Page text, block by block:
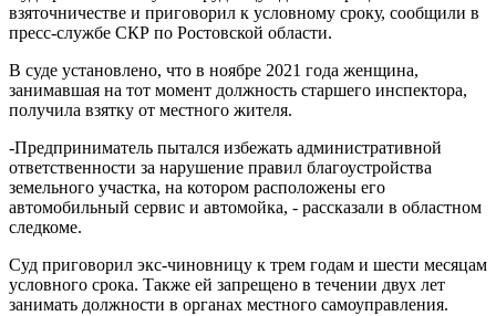
взяточничестве и приговорил к условному сроку, сообщили в
пресс-службе СКР по Ростовской области.
В суде установлено, что в ноябре 2021 года женщина,
занимавшая на тот момент должность старшего инспектора,
получила взятку от местного жителя.
-Предприниматель пытался избежать административной
ответственности за нарушение правил благоустройства
земельного участка, на котором расположены его
автомобильный сервис и автомойка, - рассказали в областном
следкоме.
Суд приговорил экс-чиновницу к трем годам и шести месяцам
условного срока. Также ей запрещено в течении двух лет
занимать должности в органах местного самоуправления.